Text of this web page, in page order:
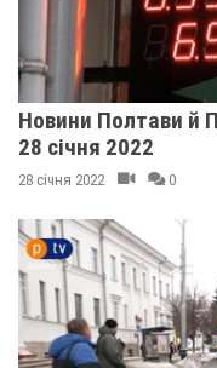
Новини Полтави й
28 січня 2022
28 січня 2022 0